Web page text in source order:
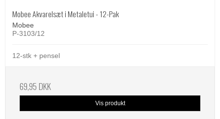
Mobee Akvarelsæt i Metaletui - 12-Pak
Mobee
P-3103/12
12-stk + pensel
69,95 DKK
Vis produkt